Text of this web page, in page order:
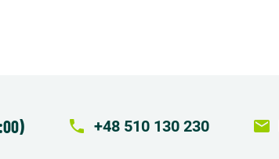
local_phone +48 510 130 230 email